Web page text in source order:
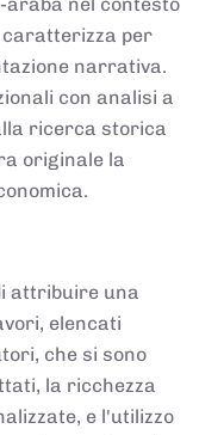
araba nel contesto
caratterizza per
narrativa.
con analisi a
ricerca storica
originale la
attribuire una
elencati
che si sono
la ricchezza
e l'utilizzo